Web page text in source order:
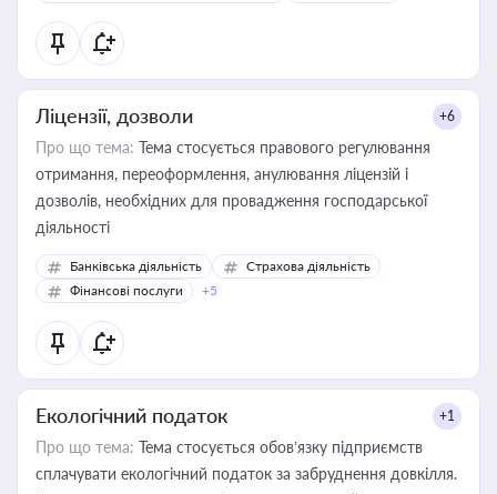
Ліцензії, дозволи +6
Про що тема: Тема стосується правового регулювання
отримання, переоформлення, анулювання ліцензій і
дозволів, необхідних для провадження господарської
діяльності
Банківська діяльність
Страхова діяльність
Фінансові послуги
+5
Екологічний податок +1
Про що тема: Тема стосується обов’язку підприємств
сплачувати екологічний податок за забруднення довкілля.